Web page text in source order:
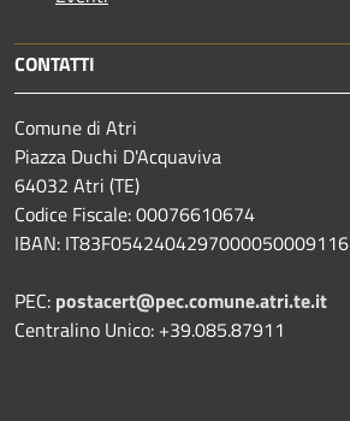
CONTATTI
Comune di Atri
Piazza Duchi D'Acquaviva
64032 Atri (TE)
Codice Fiscale: 00076610674
IBAN: IT83F0542404297000050009116
PEC: postacert@pec.comune.atri.te.it
Centralino Unico: +39.085.87911